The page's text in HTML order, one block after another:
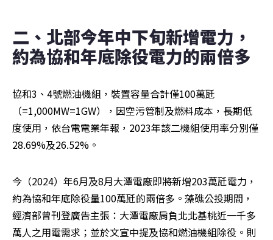
二、北部今年中下旬新增電力，
約為協和年底除役電力的兩倍多
協和3、4號燃油機組，裝置容量合計僅100萬瓩
（=1,000MW=1GW），因空污管制及燃料成本，長期低
度使用，依台電電業年報，2023年該二機組使用率分別僅
28.69%及26.52%。
今（2024）年6月及8月大潭電廠即將新增203萬瓩電力，
約為協和年底除役量100萬瓩的兩倍多。藻礁公投期間，
經濟部曾刊登廣告主張：大潭電廠肩負北北基桃近一千多
萬人之用電需求；並於文宣中提及協和燃油機組除役。則